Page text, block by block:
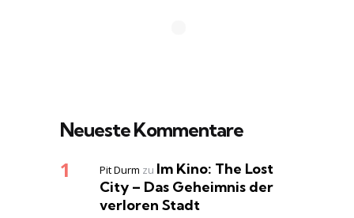
Neueste Kommentare
Pit Durm zu Im Kino: The Lost
City – Das Geheimnis der
verloren Stadt